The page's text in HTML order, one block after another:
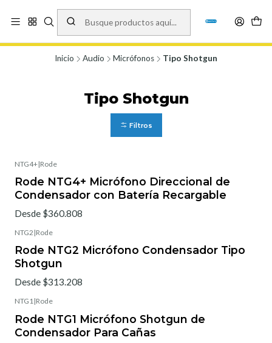
Vísita nuestro local en Los Agustinos 5478, Ñuñoa. Lunes a Viernes 9.30 a
19.00, Sábados 10:00 a 19:00 y Domingos de 10:00 a 17:00
Inicio Audio Micrófonos Tipo Shotgun
Tipo Shotgun
Filtros
NTG4+|Rode
Rode NTG4+ Micrófono Direccional de
Condensador con Batería Recargable
Desde $360.808
NTG2 |Rode
Rode NTG2 Micrófono Condensador Tipo
Shotgun
Desde $313.208
NTG1|Rode
Rode NTG1 Micrófono Shotgun de
Condensador Para Cañas